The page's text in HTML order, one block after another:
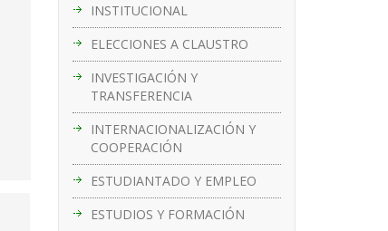
INSTITUCIONAL
ELECCIONES A CLAUSTRO
INVESTIGACIÓN Y
TRANSFERENCIA
INTERNACIONALIZACIÓN Y
COOPERACIÓN
ESTUDIANTADO Y EMPLEO
ESTUDIOS Y FORMACIÓN